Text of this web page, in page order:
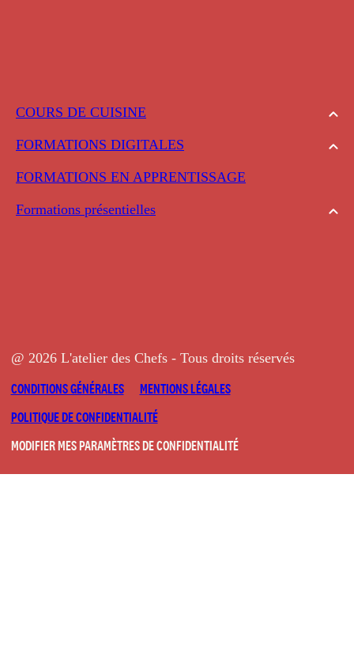
COURS DE CUISINE
FORMATIONS DIGITALES
FORMATIONS EN APPRENTISSAGE
Formations présentielles
@ 2026 L'atelier des Chefs - Tous droits réservés
CONDITIONS GÉNÉRALES
MENTIONS LÉGALES
POLITIQUE DE CONFIDENTIALITÉ
MODIFIER MES PARAMÈTRES DE CONFIDENTIALITÉ